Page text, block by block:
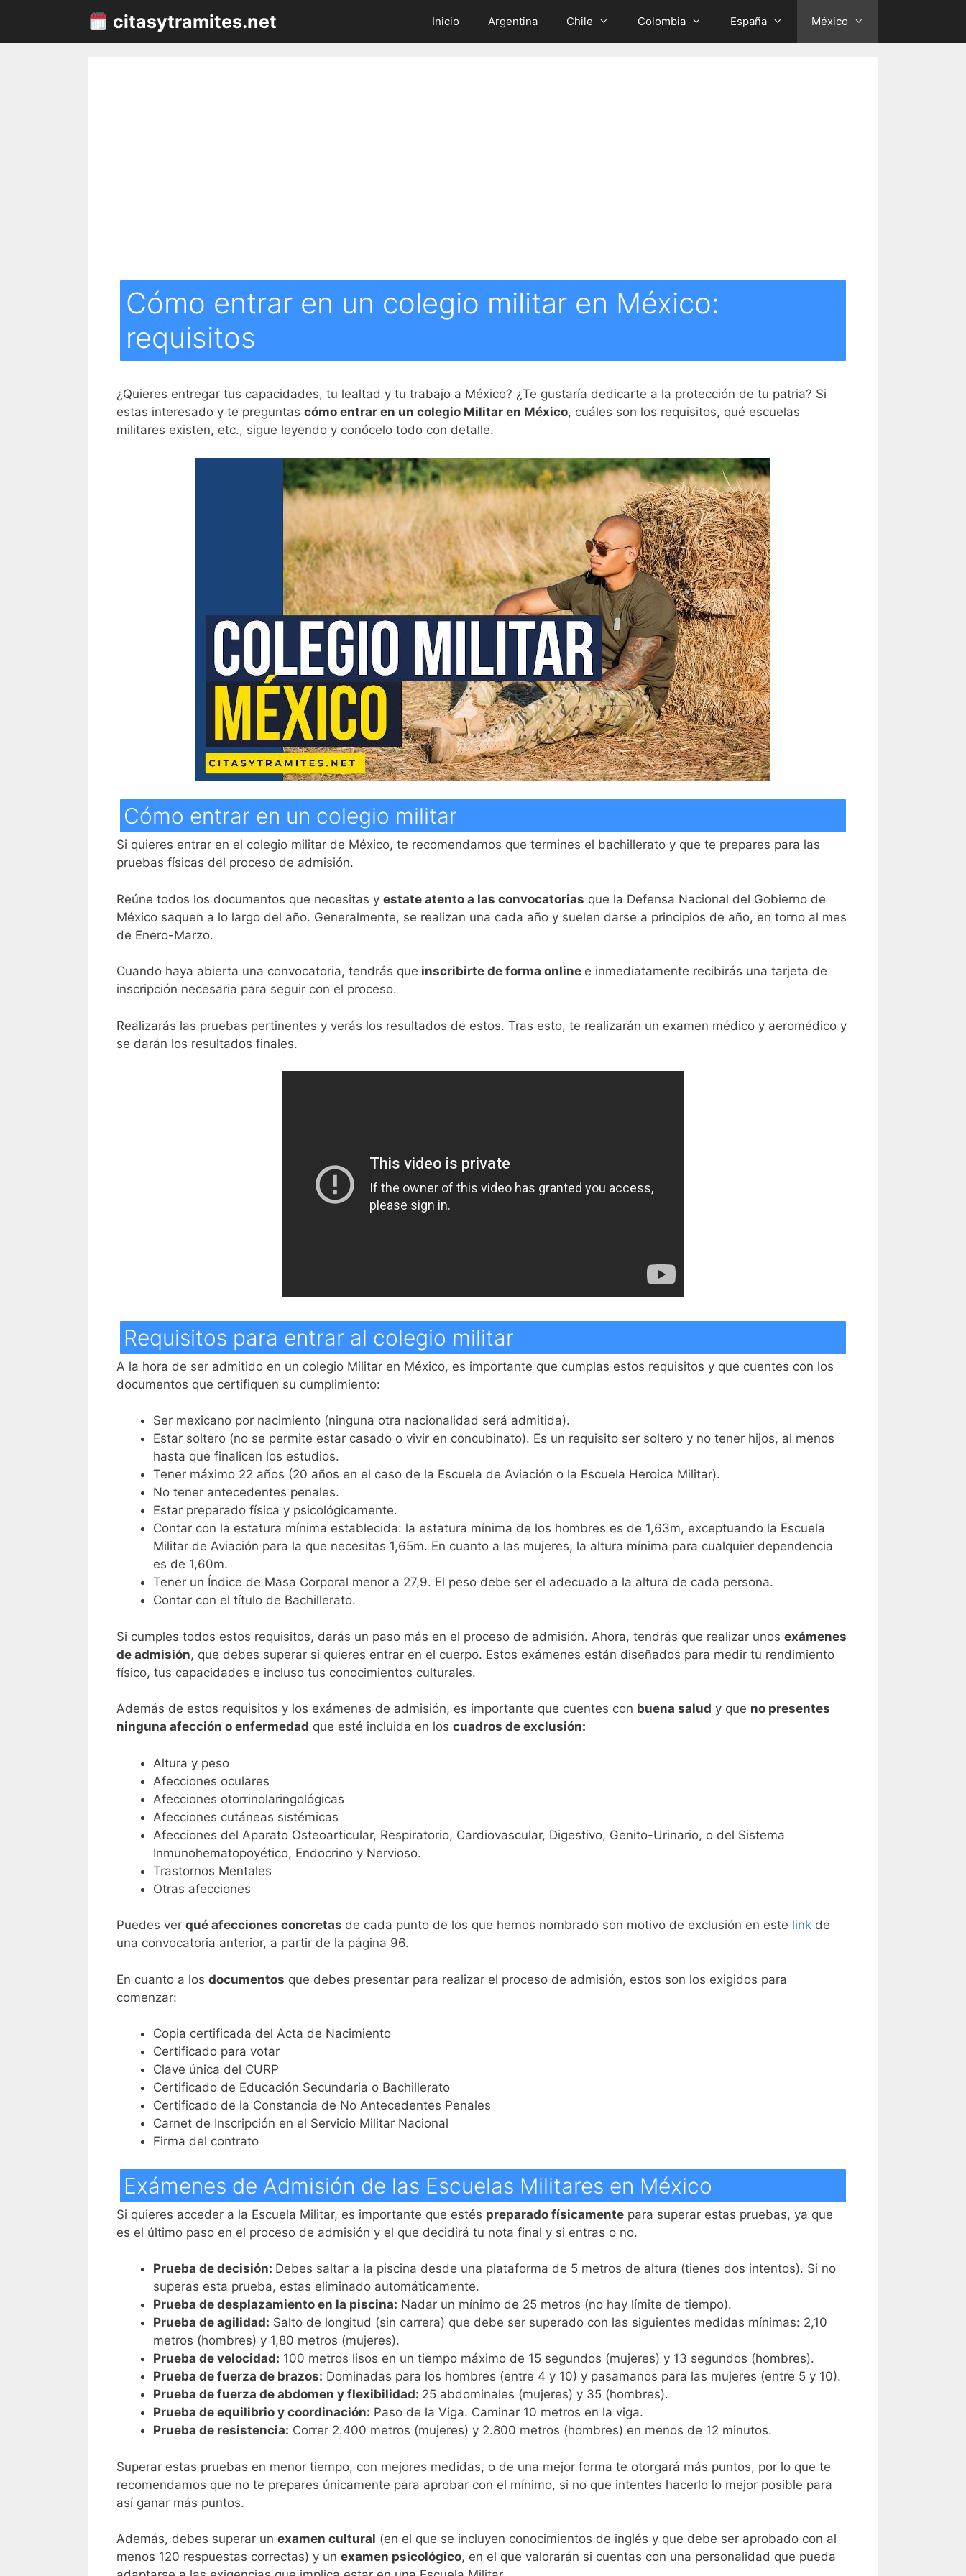
contenido
citasytramites.net Inicio Argentina Chile Colombia España México
Cómo entrar en un colegio militar en México:
requisitos
¿Quieres entregar tus capacidades, tu lealtad y tu trabajo a México? ¿Te gustaría dedicarte a la protección de tu patria? Si
estas interesado y te preguntas cómo entrar en un colegio Militar en México, cuáles son los requisitos, qué escuelas
militares existen, etc., sigue leyendo y conócelo todo con detalle.
Cómo entrar en un colegio militar
Si quieres entrar en el colegio militar de México, te recomendamos que termines el bachillerato y que te prepares para las
pruebas físicas del proceso de admisión.
Reúne todos los documentos que necesitas y estate atento a las convocatorias que la Defensa Nacional del Gobierno de
México saquen a lo largo del año. Generalmente, se realizan una cada año y suelen darse a principios de año, en torno al mes
de Enero-Marzo.
Cuando haya abierta una convocatoria, tendrás que inscribirte de forma online e inmediatamente recibirás una tarjeta de
inscripción necesaria para seguir con el proceso.
Realizarás las pruebas pertinentes y verás los resultados de estos. Tras esto, te realizarán un examen médico y aeromédico y
se darán los resultados finales.
Requisitos para entrar al colegio militar
A la hora de ser admitido en un colegio Militar en México, es importante que cumplas estos requisitos y que cuentes con los
documentos que certifiquen su cumplimiento:
Ser mexicano por nacimiento (ninguna otra nacionalidad será admitida).
Estar soltero (no se permite estar casado o vivir en concubinato). Es un requisito ser soltero y no tener hijos, al menos
hasta que finalicen los estudios.
Tener máximo 22 años (20 años en el caso de la Escuela de Aviación o la Escuela Heroica Militar).
No tener antecedentes penales.
Estar preparado física y psicológicamente.
Contar con la estatura mínima establecida: la estatura mínima de los hombres es de 1,63m, exceptuando la Escuela
Militar de Aviación para la que necesitas 1,65m. En cuanto a las mujeres, la altura mínima para cualquier dependencia
es de 1,60m.
Tener un Índice de Masa Corporal menor a 27,9. El peso debe ser el adecuado a la altura de cada persona.
Contar con el título de Bachillerato.
Si cumples todos estos requisitos, darás un paso más en el proceso de admisión. Ahora, tendrás que realizar unos exámenes
de admisión, que debes superar si quieres entrar en el cuerpo. Estos exámenes están diseñados para medir tu rendimiento
físico, tus capacidades e incluso tus conocimientos culturales.
Además de estos requisitos y los exámenes de admisión, es importante que cuentes con buena salud y que no presentes
ninguna afección o enfermedad que esté incluida en los cuadros de exclusión:
Altura y peso
Afecciones oculares
Afecciones otorrinolaringológicas
Afecciones cutáneas sistémicas
Afecciones del Aparato Osteoarticular, Respiratorio, Cardiovascular, Digestivo, Genito-Urinario, o del Sistema
Inmunohematopoyético, Endocrino y Nervioso.
Trastornos Mentales
Otras afecciones
Puedes ver qué afecciones concretas de cada punto de los que hemos nombrado son motivo de exclusión en este link de
una convocatoria anterior, a partir de la página 96.
En cuanto a los documentos que debes presentar para realizar el proceso de admisión, estos son los exigidos para
comenzar:
Copia certificada del Acta de Nacimiento
Certificado para votar
Clave única del CURP
Certificado de Educación Secundaria o Bachillerato
Certificado de la Constancia de No Antecedentes Penales
Carnet de Inscripción en el Servicio Militar Nacional
Firma del contrato
Exámenes de Admisión de las Escuelas Militares en México
Si quieres acceder a la Escuela Militar, es importante que estés preparado físicamente para superar estas pruebas, ya que
es el último paso en el proceso de admisión y el que decidirá tu nota final y si entras o no.
Prueba de decisión: Debes saltar a la piscina desde una plataforma de 5 metros de altura (tienes dos intentos). Si no
superas esta prueba, estas eliminado automáticamente.
Prueba de desplazamiento en la piscina: Nadar un mínimo de 25 metros (no hay límite de tiempo).
Prueba de agilidad: Salto de longitud (sin carrera) que debe ser superado con las siguientes medidas mínimas: 2,10
metros (hombres) y 1,80 metros (mujeres).
Prueba de velocidad: 100 metros lisos en un tiempo máximo de 15 segundos (mujeres) y 13 segundos (hombres).
Prueba de fuerza de brazos: Dominadas para los hombres (entre 4 y 10) y pasamanos para las mujeres (entre 5 y 10).
Prueba de fuerza de abdomen y flexibilidad: 25 abdominales (mujeres) y 35 (hombres).
Prueba de equilibrio y coordinación: Paso de la Viga. Caminar 10 metros en la viga.
Prueba de resistencia: Correr 2.400 metros (mujeres) y 2.800 metros (hombres) en menos de 12 minutos.
Superar estas pruebas en menor tiempo, con mejores medidas, o de una mejor forma te otorgará más puntos, por lo que te
recomendamos que no te prepares únicamente para aprobar con el mínimo, si no que intentes hacerlo lo mejor posible para
así ganar más puntos.
Además, debes superar un examen cultural (en el que se incluyen conocimientos de inglés y que debe ser aprobado con al
menos 120 respuestas correctas) y un examen psicológico, en el que valorarán si cuentas con una personalidad que pueda